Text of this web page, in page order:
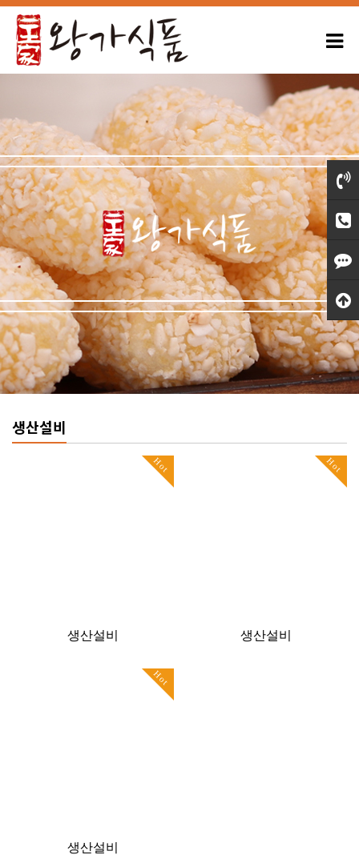
생산설비
Hot
생산설비
Hot
생산설비
Hot
생산설비